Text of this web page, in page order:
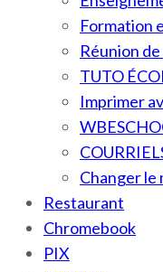
Formation
Réunion
TUTO
Imprimer
Changer le
Restaurant
Chromebook
PIX